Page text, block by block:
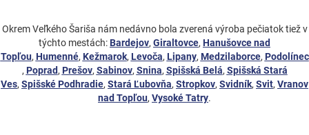
Okrem Veľkého Šariša nám nedávno bola zverená výroba pečiatok tiež v
týchto mestách:Bardejov, Giraltovce, Hanušovce nad
Topľou, Humenné, Kežmarok, Levoča, Lipany, Medzilaborce, Podolínec
, Poprad, Prešov, Sabinov, Snina, Spišská Belá, Spišská Stará
Ves, Spišské Podhradie, Stará Ľubovňa, Stropkov, Svidník, Svit, Vranov
nad Topľou, Vysoké Tatry.